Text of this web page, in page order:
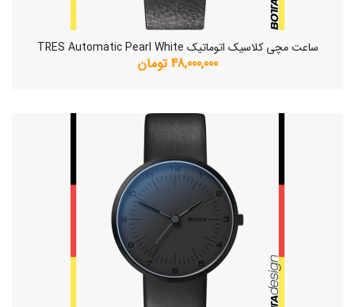
ساعت مچی کلاسیک اتوماتیک TRES Automatic Pearl White
48,000,000 تومان